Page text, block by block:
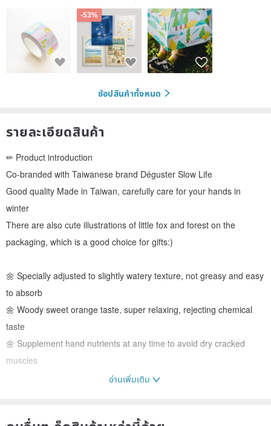
-53%
ช้อปสินค้าทั้งหมด
รายละเอียดสินค้า
✏ Product introduction
Co-branded with Taiwanese brand Déguster Slow Life
Good quality Made in Taiwan, carefully care for your hands in
winter
There are also cute illustrations of little fox and forest on the
packaging, which is a good choice for gifts:)
🌼 Specially adjusted to slightly watery texture, not greasy and easy
to absorb
🌼 Woody sweet orange taste, super relaxing, rejecting chemical
taste
🌼 Supplement hand nutrients at any time to avoid dry cracked
muscles
อ่านเพิ่มเติม